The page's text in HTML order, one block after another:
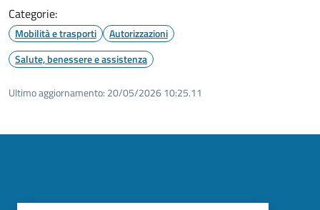
Categorie:
Mobilità e trasporti
Autorizzazioni
Salute, benessere e assistenza
Ultimo aggiornamento: 20/05/2026 10:25.11